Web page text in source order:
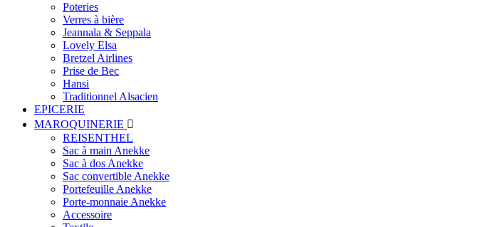
Poteries
Verres à bière
Jeannala & Seppala
Lovely Elsa
Bretzel Airlines
Prise de Bec
Hansi
Traditionnel Alsacien
EPICERIE
MAROQUINERIE 
REISENTHEL
Sac à main Anekke
Sac à dos Anekke
Sac convertible Anekke
Portefeuille Anekke
Porte-monnaie Anekke
Accessoire